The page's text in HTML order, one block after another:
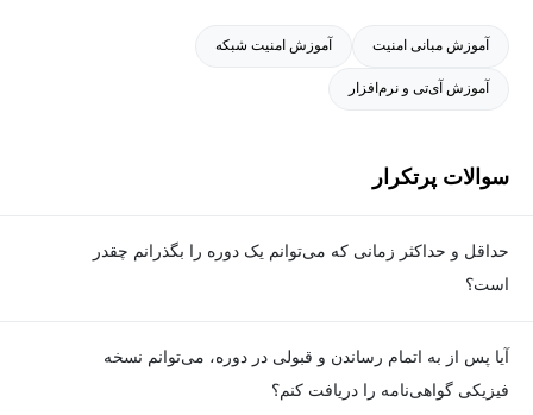
آموزش مبانی امنیت آموزش امنیت شبکه
آموزش آی‌تی و نرم‌افزار
سوالات پرتکرار
حداقل و حداکثر زمانی که می‌توانم یک دوره را بگذرانم چقدر
است؟
آیا پس از به اتمام رساندن و قبولی در دوره، می‌توانم نسخه
فیزیکی گواهی‌نامه را دریافت کنم؟